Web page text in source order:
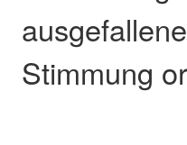
Stimmung